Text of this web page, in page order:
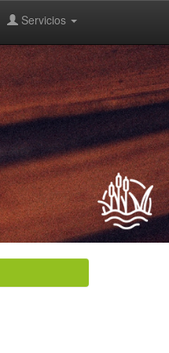
Servicios